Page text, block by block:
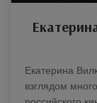
Екатерина
взглядом